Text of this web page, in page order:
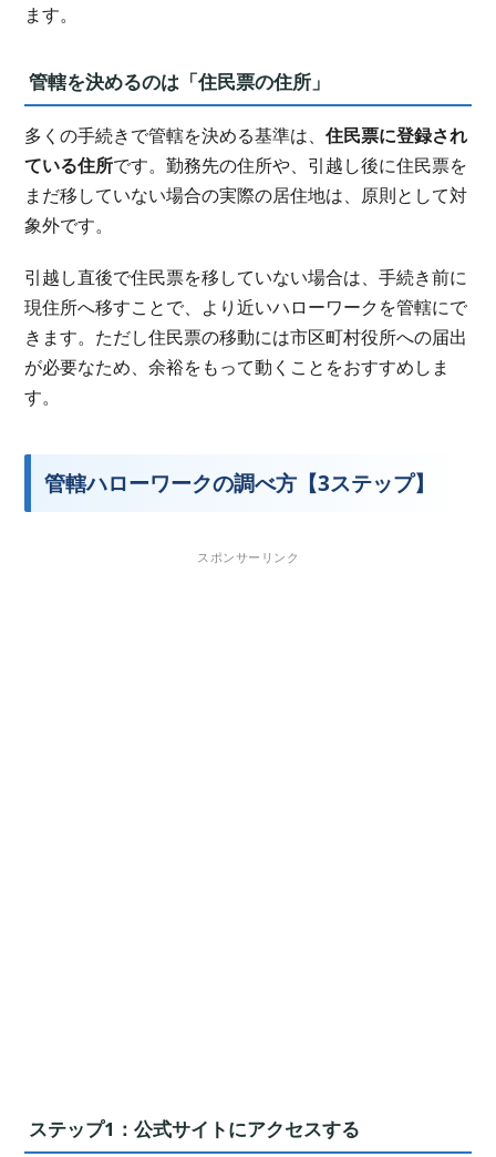
ます。
管轄を決めるのは「住民票の住所」
多くの手続きで管轄を決める基準は、住民票に登録され
ている住所です。勤務先の住所や、引越し後に住民票を
まだ移していない場合の実際の居住地は、原則として対
象外です。
引越し直後で住民票を移していない場合は、手続き前に
現住所へ移すことで、より近いハローワークを管轄にで
きます。ただし住民票の移動には市区町村役所への届出
が必要なため、余裕をもって動くことをおすすめしま
す。
管轄ハローワークの調べ方【3ステップ】
ステップ1：公式サイトにアクセスする